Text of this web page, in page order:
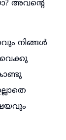
അവന്റെ
നിങ്ങൾ